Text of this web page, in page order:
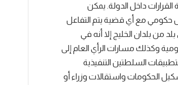
داخل الدولة. يمكن
حكومي مع أي قضية يتم التفاعل
من بلدان الخليج إلا أنه في
وكذلك مسارات الرأي العام إلى
السلطتين التنفيذية
الحكومات واستقالات وزراء أو